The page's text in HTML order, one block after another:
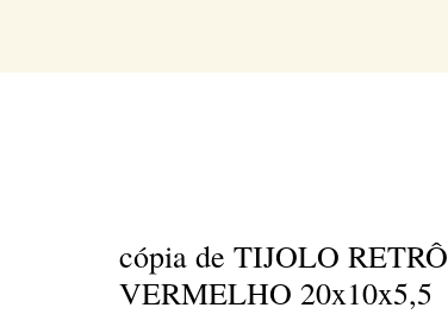
cópia de TIJOLO RETRÔ
VERMELHO 20x10x5,5